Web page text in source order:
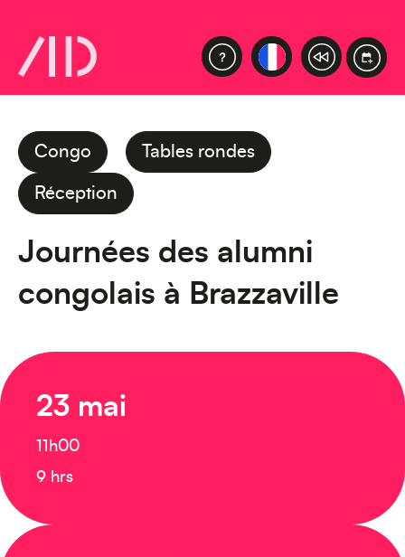
Congo Tables rondes
Réception
Journées des alumni
congolais à Brazzaville
23 mai
11h00
9 hrs